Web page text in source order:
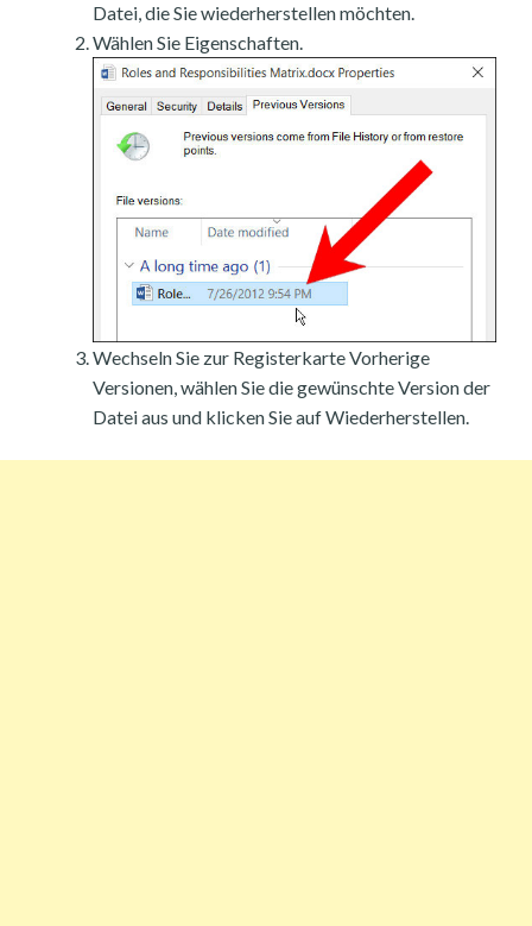
Datei, die Sie wiederherstellen möchten.
Wählen Sie Eigenschaften.
Wechseln Sie zur Registerkarte Vorherige
Versionen, wählen Sie die gewünschte Version der
Datei aus und klicken Sie auf Wiederherstellen.